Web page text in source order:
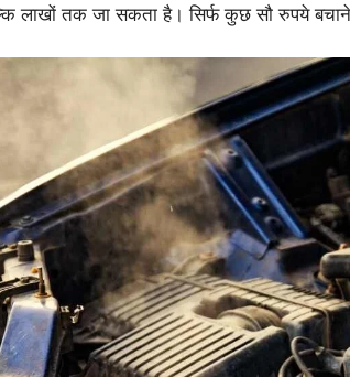
लाखों तक जा सकता है। सिर्फ कुछ सौ रुपये